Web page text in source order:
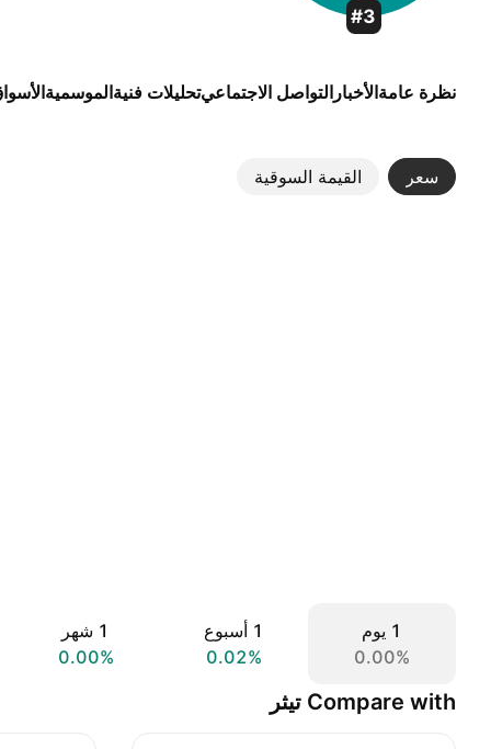
#3
نظرة عامةالأخبار التواصل الاجتماعيتحليلات فنيةالموسمية
سعر القيمة السوقية
‎‎1‎ يوم
0.00%
‎1‎ أسبوع
0.02%
‎1‎ شهر
0.00%
Compare with تيثر